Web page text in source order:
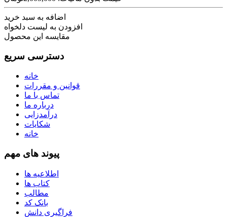
اضافه به سبد خرید
افزودن به لیست دلخواه
مقایسه این محصول
دسترسی سریع
خانه
قوانین و مقررات
تماس با ما
درباره ما
درآمدزایی
شکایات
خانه
پیوند های مهم
اطلاعیه ها
کتاب ها
مطالب
بانک کد
فراگیری دانش